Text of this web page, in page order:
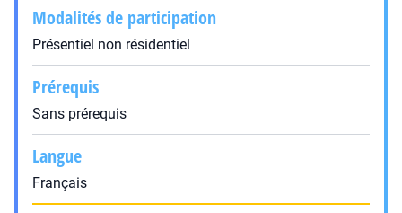
Modalités de participation
Présentiel non résidentiel
Prérequis
Sans prérequis
Langue
Français